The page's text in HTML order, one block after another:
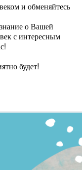
и обменяйтесь
о Вашей
с интересным
будет!